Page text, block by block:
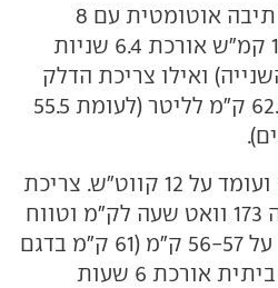
למנוע משודכת כבעבר תיבה אוטומטית עם 8
הילוכים, ההאצה ל-100 קמ"ש אורכת 6.4 שניות
השנייה) ואילו צריכת הדלק
המשולבת עומדת על 62.5 ק"מ לליטר (לעומת 55.5
גודל הסוללה נותר זהה ועומד על 12 קווט"ש. צריכת
החשמל הממוצעת הינה 173 וואט שעה לק"מ וטווח
הנסיעה החשמלי עומד על 56-57 ק"מ (61 ק"מ בדגם
הקודם). טעינה בעמדה ביתית אורכת 6 שעות